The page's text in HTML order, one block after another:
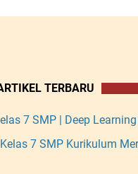
TERBARU
7 SMP | Deep Learning
7 SMP Kurikulum